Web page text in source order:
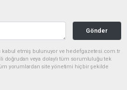
Gönder
kabul etmiş bulunuyor ve hedefgazetesi.com.tr
doğrudan veya dolaylı tüm sorumluluğu tek
yorumlardan site yönetimi hiçbir şekilde